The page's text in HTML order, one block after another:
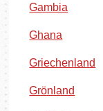
Gambia
Ghana
Griechenland
Grönland